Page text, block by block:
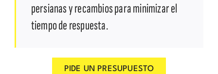
persianas y recambios para minimizar el
tiempo de respuesta.
PIDE UN PRESUPUESTO